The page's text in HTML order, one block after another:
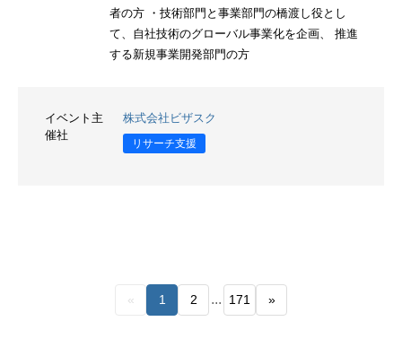
者の方 ・技術部門と事業部門の橋渡し役とし
て、自社技術のグローバル事業化を企画、 推進
する新規事業開発部門の方
イベント主
催社
株式会社ビザスク
リサーチ支援
« 1 2 ... 171 »